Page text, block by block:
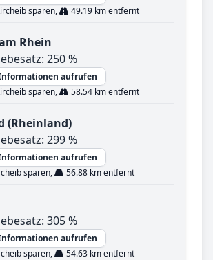
sparen,
49.19 km entfernt
Rhein
250 %
aufrufen
sparen,
58.54 km entfernt
(Rheinland)
299 %
aufrufen
sparen,
56.88 km entfernt
305 %
aufrufen
sparen,
54.63 km entfernt